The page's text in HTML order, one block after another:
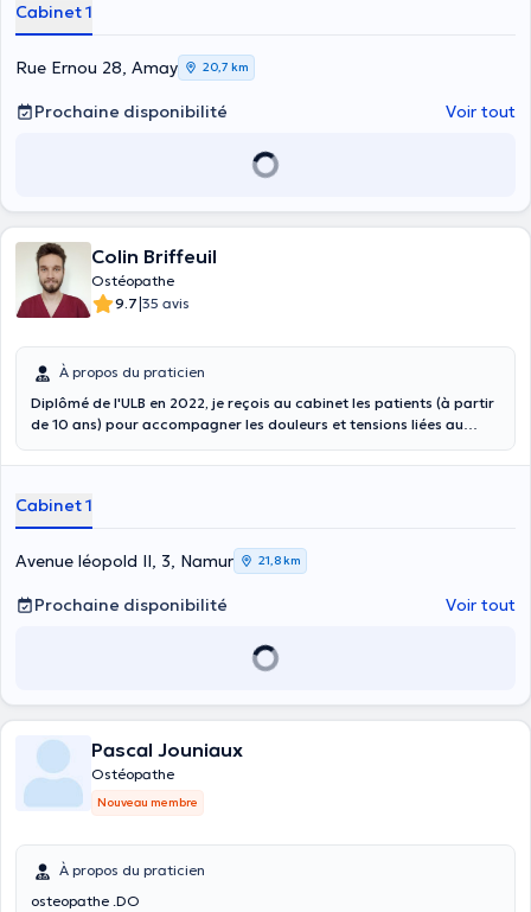
Cabinet 1
Rue Ernou 28, Amay 20,7 km
Prochaine disponibilité Voir tout
Colin Briffeuil
Ostéopathe
9.7|35 avis
À propos du praticien
Diplômé de l'ULB en 2022, je reçois au cabinet les patients (à partir
de 10 ans) pour accompagner les douleurs et tensions liées au
les membres ainsi qu'au niveau de la mâchoire. Chaque séance
vos habitudes, votre posture, et votre ressenti corporel. Vous
pouvez me contacter directement au (+32)498024044 pour toute
autre question. Pour votre propre confort, n'oubliez pas
d'apporter un essuie lors de la séance.
Cabinet 1
Avenue léopold II, 3, Namur 21,8 km
Prochaine disponibilité Voir tout
Pascal Jouniaux
Ostéopathe
Nouveau membre
À propos du praticien
osteopathe .DO